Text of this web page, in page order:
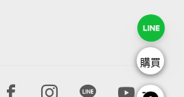
Facebook page
Instagram page
Line pageYoutube
購買